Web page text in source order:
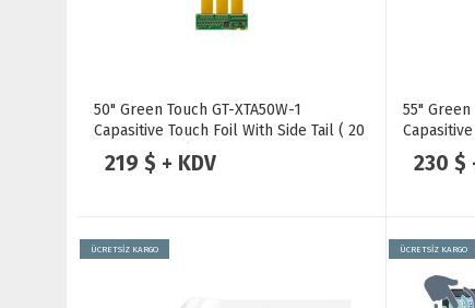
50" Green Touch GT-XTA50W-1
Capasitive Touch Foil With Side Tail ( 20
Touch Points ) Dokunmatik Folyo
219 $ + KDV
55" Green
Touch
230 $
ÜCRETSİZ KARGO ÜCRETSİZ KARGO